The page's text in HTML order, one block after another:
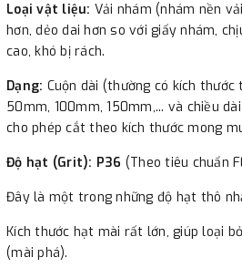
Loại vật liệu: Vải nhám (nhám nền
hơn, dẻo dai hơn so với giấy nhám,
cao, khó bị rách.
Dạng: Cuộn dài (thường có kích thước
50mm, 100mm, 150mm,... và chiều
cho phép cắt theo kích thước mong
Độ hạt (Grit): P36 (Theo tiêu chuẩn
Đây là một trong những độ hạt thô
Kích thước hạt mài rất lớn, giúp loại
(mài phá).